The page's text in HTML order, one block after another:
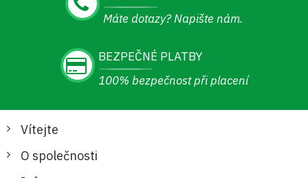
Máte dotazy? Napište nám.
BEZPEČNÉ PLATBY
100% bezpečnost při placení
Vítejte
O společnosti